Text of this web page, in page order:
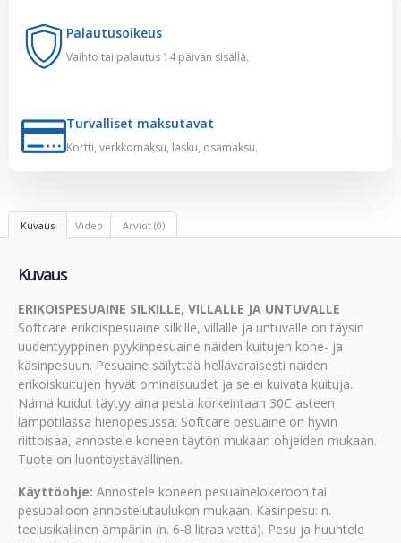
Palautusoikeus
Vaihto tai palautus 14 päivän sisällä.
Turvalliset maksutavat
Kortti, verkkomaksu, lasku, osamaksu.
Kuvaus Video Arviot (0)
Kuvaus
ERIKOISPESUAINE SILKILLE, VILLALLE JA UNTUVALLE
Softcare erikoispesuaine silkille, villalle ja untuvalle on täysin
uudentyyppinen pyykinpesuaine näiden kuitujen kone- ja
käsinpesuun. Pesuaine säilyttää hellävaraisesti näiden
erikoiskuitujen hyvät ominaisuudet ja se ei kuivata kuituja.
Nämä kuidut täytyy aina pestä korkeintaan 30C asteen
lämpötilassa hienopesussa. Softcare pesuaine on hyvin
riittoisaa, annostele koneen täytön mukaan ohjeiden mukaan.
Tuote on luontoystävällinen.
Käyttöohje: Annostele koneen pesuainelokeroon tai
pesupalloon annostelutaulukon mukaan. Käsinpesu: n.
teelusikallinen ämpäriin (n. 6-8 litraa vettä). Pesu ja huuhtele